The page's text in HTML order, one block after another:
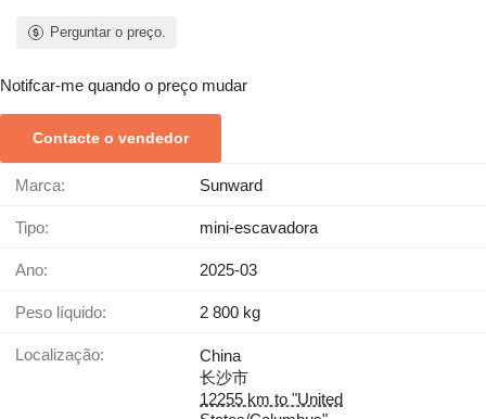
Perguntar o preço.
Notifcar-me quando o preço mudar
Contacte o vendedor
Marca: Sunward
Tipo: mini-escavadora
Ano: 2025-03
Peso líquido: 2 800 kg
Localização:
China
长沙市
12255 km to "United